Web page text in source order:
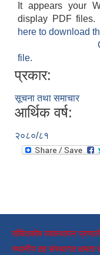
It appears your
display PDF files.
here to download
file.
प्रकार:
सूचना तथा समाचार
आर्थिक वर्ष:
२०८०/८१
संचितकोष व्यवस्थापन
स्थानीय तह संस्थागत